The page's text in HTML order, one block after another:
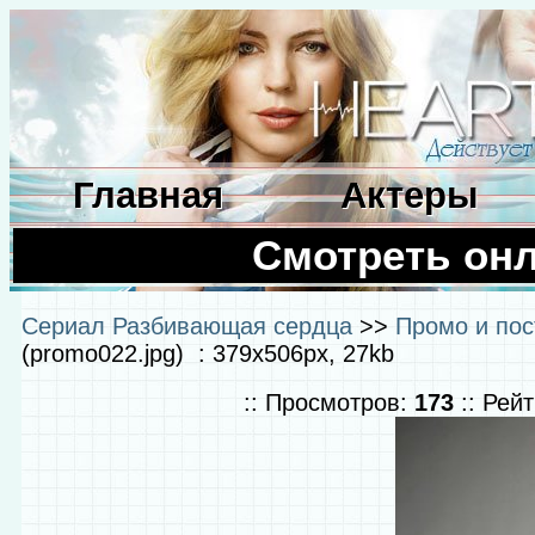
Главная Актеры
Смотреть
Сериал Разбивающая сердца >> Промо и
(promo022.jpg) : 379x506px, 27kb
:: Просмотров: 173 ::